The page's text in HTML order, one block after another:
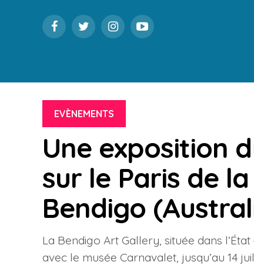
EVÈNEMENTS
Une exposition
sur le Paris de
Bendigo
La Bendigo Art Gallery, située dans
avec le musée Carnavalet, jusqu’au 14